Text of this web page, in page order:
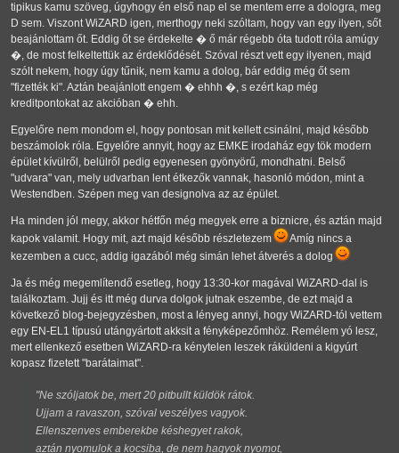
tipikus kamu szöveg, úgyhogy én első nap el se mentem erre a dologra, meg
D sem. Viszont WiZARD igen, merthogy neki szóltam, hogy van egy ilyen, sőt
beajánlottam őt. Eddig őt se érdekelte � ő már régebb óta tudott róla amúgy
�, de most felkeltettük az érdeklődését. Szóval részt vett egy ilyenen, majd
szólt nekem, hogy úgy tűnik, nem kamu a dolog, bár eddig még őt sem
"fizették ki". Aztán beajánlott engem � ehhh �, s ezért kap még
kreditpontokat az akcióban � ehh.
Egyelőre nem mondom el, hogy pontosan mit kellett csinálni, majd később
beszámolok róla. Egyelőre annyit, hogy az EMKE irodaház egy tök modern
épület kívülről, belülről pedig egyenesen gyönyörű, mondhatni. Belső
"udvara" van, mely udvarban lent étkezők vannak, hasonló módon, mint a
Westendben. Szépen meg van designolva az az épület.
Ha minden jól megy, akkor hétfőn még megyek erre a biznicre, és aztán majd
kapok valamit. Hogy mit, azt majd később részletezem
Amíg nincs a
kezemben a cucc, addig igazából még simán lehet átverés a dolog
Ja és még megemlítendő esetleg, hogy 13:30-kor magával WiZARD-dal is
találkoztam. Jujj és itt még durva dolgok jutnak eszembe, de ezt majd a
következő blog-bejegyzésben, most a lényeg annyi, hogy WiZARD-tól vettem
egy EN-EL1 típusú utángyártott akksit a fényképezőmhöz. Remélem yó lesz,
mert ellenkező esetben WiZARD-ra kénytelen leszek ráküldeni a kigyúrt
kopasz fizetett "barátaimat".
"Ne szóljatok be, mert 20 pitbullt küldök rátok.
Ujjam a ravaszon, szóval veszélyes vagyok.
Ellenszenves emberekbe késhegyet rakok,
aztán nyomulok a kocsiba, de nem hagyok nyomot,